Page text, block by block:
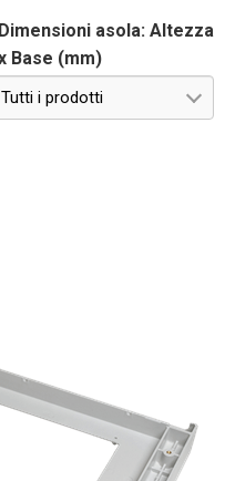
Dimensioni asola: Altezza
Base (mm)
Tutti i prodotti